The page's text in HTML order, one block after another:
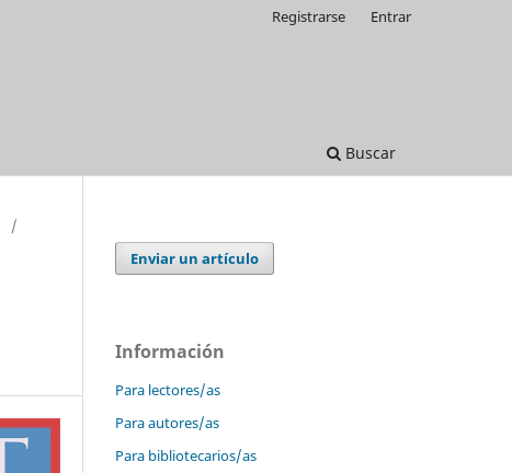
Buscar
Registrarse Entrar
/
Enviar un artículo
Información
Para lectores/as
Para autores/as
Para bibliotecarios/as